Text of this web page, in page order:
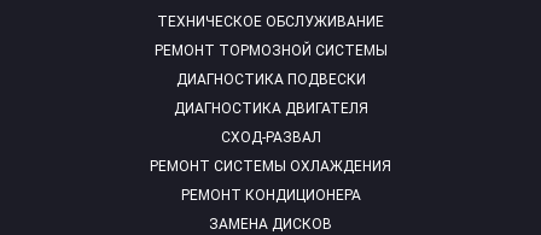
ТЕХНИЧЕСКОЕ ОБСЛУЖИВАНИЕ
РЕМОНТ ТОРМОЗНОЙ СИСТЕМЫ
ДИАГНОСТИКА ПОДВЕСКИ
ДИАГНОСТИКА ДВИГАТЕЛЯ
СХОД-РАЗВАЛ
РЕМОНТ СИСТЕМЫ ОХЛАЖДЕНИЯ
РЕМОНТ КОНДИЦИОНЕРА
ЗАМЕНА ДИСКОВ